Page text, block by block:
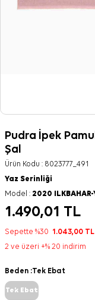
Pudra İpek
Şal
Ürün Kodu : 8023777_491
Yaz Serinliği
Model : 2020 ILKBAHAR-
1.490,01 TL
Sepette %30 1.043,00 TL
2 ve üzeri +% 20 indirim
Beden :Tek Ebat
Tek Ebat